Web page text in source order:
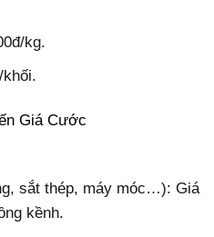
kg.
Giá Cước
sắt thép, máy móc…): Giá
kềnh.